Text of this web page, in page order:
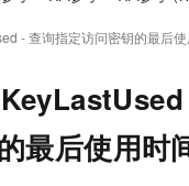
- 查询指定访问密钥的最后
最后使用时